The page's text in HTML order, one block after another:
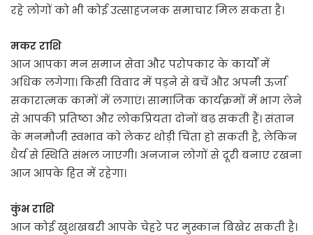
रहे लोगों को भी कोई उत्साहजनक समाचार मिल सकता है।
मकर राशि
आज आपका मन समाज सेवा और परोपकार के कार्यों में
अधिक लगेगा। किसी विवाद में पड़ने से बचें और अपनी ऊर्जा
सकारात्मक कामों में लगाएं। सामाजिक कार्यक्रमों में भाग लेने
से आपकी प्रतिष्ठा और लोकप्रियता दोनों बढ़ सकती हैं। संतान
के मनमौजी स्वभाव को लेकर थोड़ी चिंता हो सकती है, लेकिन
धैर्य से स्थिति संभल जाएगी। अनजान लोगों से दूरी बनाए रखना
आज आपके हित में रहेगा।
कुंभ राशि
आज कोई खुशखबरी आपके चेहरे पर मुस्कान बिखेर सकती है।